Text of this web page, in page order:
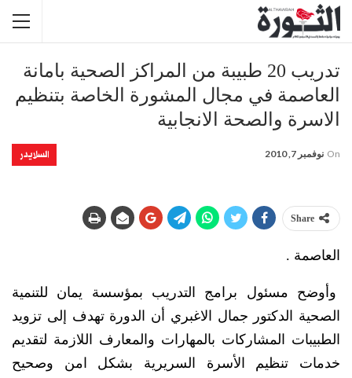
تدريب 20 طبيبة من المراكز الصحية بامانة
العاصمة في مجال المشورة الخاصة بتنظيم
الاسرة والصحة الانجابية
السلايدر On نوفمبر 7, 2010
Share
العاصمة .
وأوضح مسئول برامج التدريب بمؤسسة يمان للتنمية
الصحية الدكتور جمال الاغبري أن الدورة تهدف إلى تزويد
الطبيبات المشاركات بالمهارات والمعارف اللازمة لتقديم
خدمات تنظيم الأسرة السريرية بشكل امن وصحيح